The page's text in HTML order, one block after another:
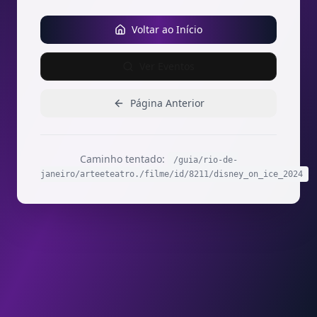
Voltar ao Início
Página Anterior
Caminho tentado:
/guia/rio-de-
janeiro/arteeteatro./filme/id/8211/disney_on_ice_2024